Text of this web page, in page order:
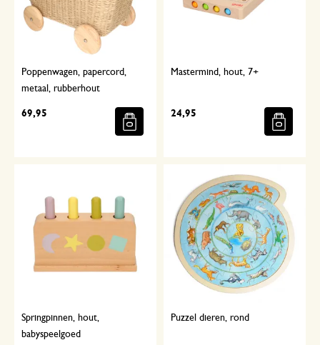
Poppenwagen, papercord,
metaal, rubberhout
69,95
Mastermind, hout, 7+
24,95
Springpinnen, hout,
babyspeelgoed
Puzzel dieren, rond